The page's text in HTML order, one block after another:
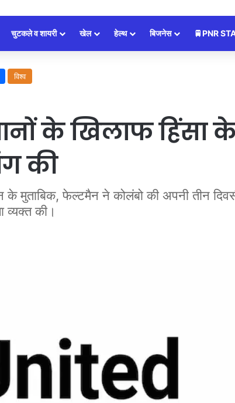
चुटकले व शायरी खेल हेल्थ बिजनेस 🚆PNR
विश्व
के खिलाफ हिंसा
की
मुताबिक, फेल्टमैन ने कोलंबो की अपनी तीन
व्यक्त की।